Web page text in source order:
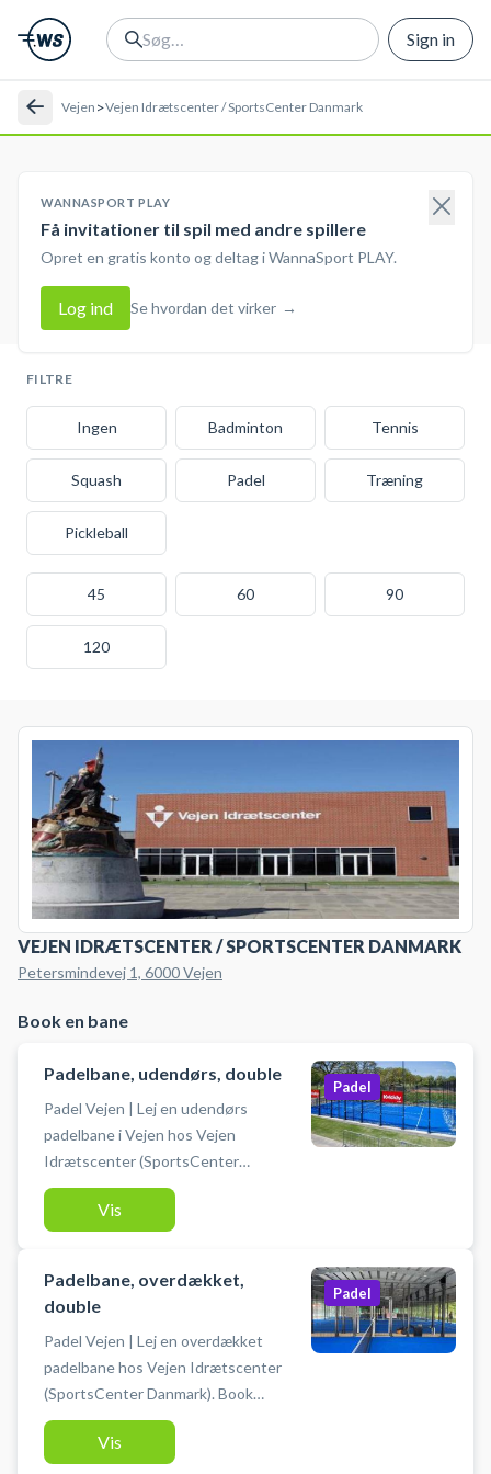
Sign in
Vejen >Vejen Idrætscenter / SportsCenter Danmark
WANNASPORT PLAY
Få invitationer til spil med andre spillere
Opret en gratis konto og deltag i WannaSport PLAY.
Log ind Se hvordan det virker →
FILTRE
Ingen Badminton Tennis
Squash Padel Træning
Pickleball
45 60 90
120
VEJEN IDRÆTSCENTER / SPORTSCENTER DANMARK
Petersmindevej 1, 6000 Vejen
Book en bane
Padelbane, udendørs, double
Padel Vejen | Lej en udendørs
padelbane i Vejen hos Vejen
Idrætscenter (SportsCenter
Danmark). Book padelbane og spil
padel i Vejen på en udendørs
receptionen, der ligger lige ved
hovedindgangen. #padel-vejen
#padel-i-vejen #book-padelbane-
vejen #spil-padel-vejen
Vis
Padel
Padelbane, overdækket,
double
Padel Vejen | Lej en overdækket
padelbane hos Vejen Idrætscenter
(SportsCenter Danmark). Book
padelbane og spil padel i Vejen på
en udendørs overdækket
Vis
Padel